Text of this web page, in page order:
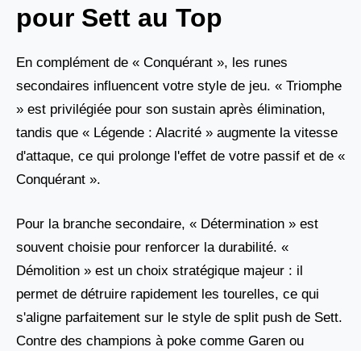
pour Sett au Top
En complément de « Conquérant », les runes
secondaires influencent votre style de jeu. « Triomphe
» est privilégiée pour son sustain après élimination,
tandis que « Légende : Alacrité » augmente la vitesse
d'attaque, ce qui prolonge l'effet de votre passif et de «
Conquérant ».
Pour la branche secondaire, « Détermination » est
souvent choisie pour renforcer la durabilité. «
Démolition » est un choix stratégique majeur : il
permet de détruire rapidement les tourelles, ce qui
s'aligne parfaitement sur le style de split push de Sett.
Contre des champions à poke comme Garen ou